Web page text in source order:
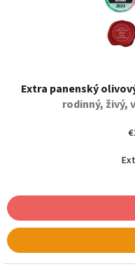
Extra panenský
rodinný, živý,